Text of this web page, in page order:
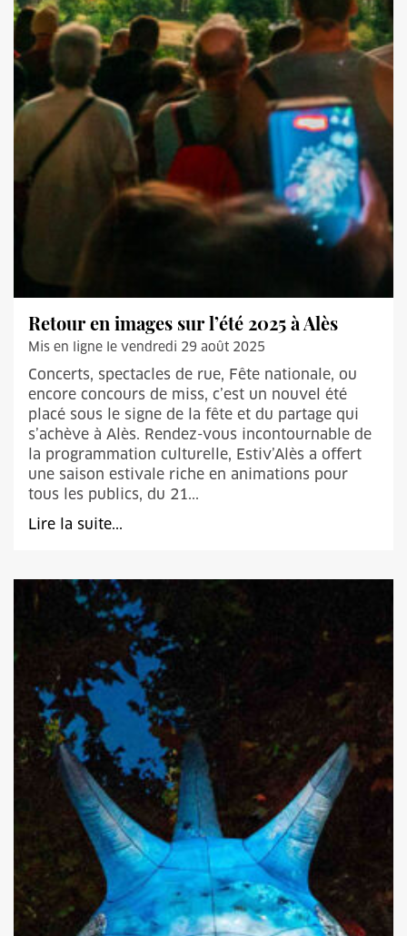
Retour en images sur l’été 2025 à Alès
Mis en ligne le vendredi 29 août 2025
Concerts, spectacles de rue, Fête nationale, ou
encore concours de miss, c’est un nouvel été
placé sous le signe de la fête et du partage qui
s’achève à Alès. Rendez-vous incontournable de
la programmation culturelle, Estiv’Alès a offert
une saison estivale riche en animations pour
tous les publics, du 21...
Lire la suite...